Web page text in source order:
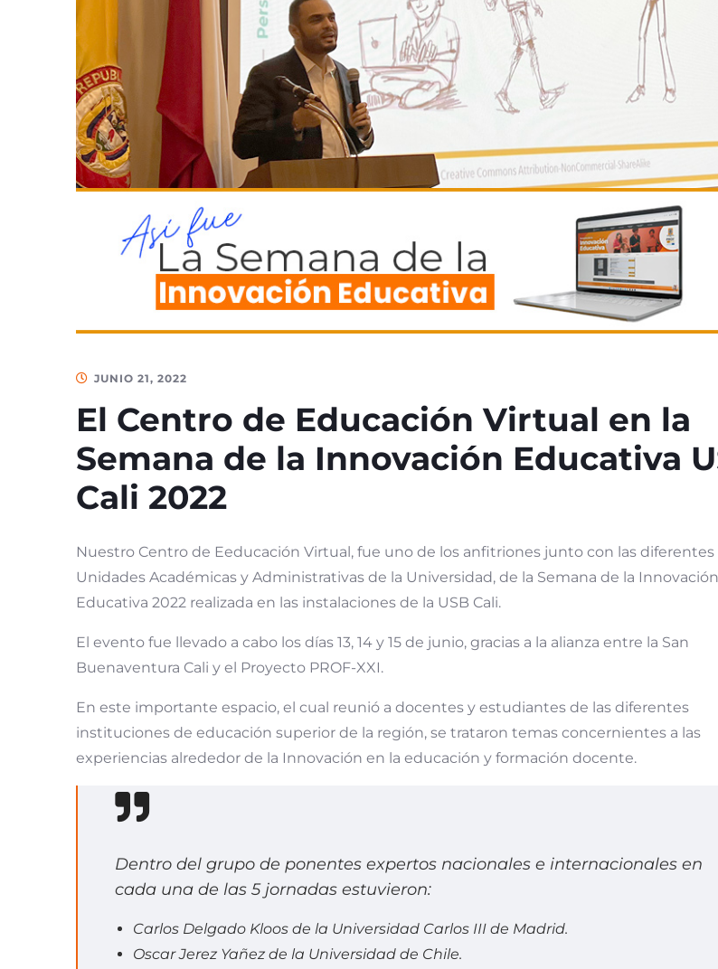
JUNIO 21, 2022
El Centro de Educación Virtual en la
Semana de la Innovación Educativa
Cali 2022
Nuestro Centro de Eeducación Virtual, fue uno de los anfitriones junto con las diferentes
Unidades Académicas y Administrativas de la Universidad, de la Semana de la Innovación
Educativa 2022 realizada en las instalaciones de la USB Cali.
El evento fue llevado a cabo los días 13, 14 y 15 de junio, gracias a la alianza entre la San
Buenaventura Cali y el Proyecto PROF-XXI.
En este importante espacio, el cual reunió a docentes y estudiantes de las diferentes
instituciones de educación superior de la región, se trataron temas concernientes a las
experiencias alrededor de la Innovación en la educación y formación docente.
Dentro del grupo de ponentes expertos nacionales e internacionales en
cada una de las 5 jornadas estuvieron:
Carlos Delgado Kloos de la Universidad Carlos III de Madrid.
Oscar Jerez Yañez de la Universidad de Chile.